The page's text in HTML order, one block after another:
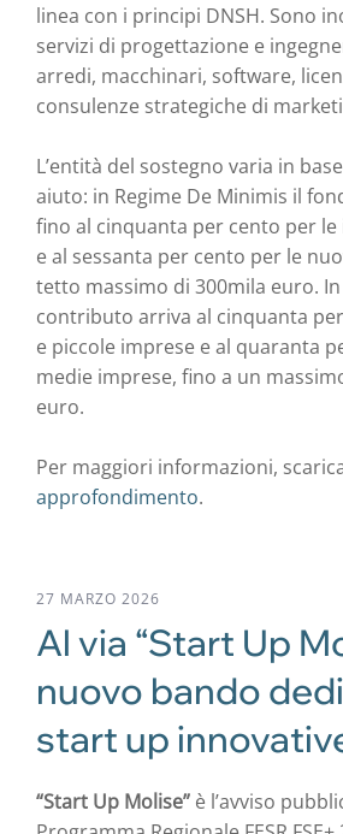
linea con i principi DNSH. Sono
servizi di progettazione e
arredi, macchinari, software,
consulenze strategiche di
L’entità del sostegno varia in
aiuto: in Regime De Minimis il
fino al cinquanta per cento per
e al sessanta per cento per le
tetto massimo di 300mila euro. In
contributo arriva al cinquanta
e piccole imprese e al quaranta
medie imprese, fino a un
euro.
Per maggiori informazioni,
approfondimento.
27 MARZO 2026
Al via “Start Up
nuovo bando
start up
“Start Up Molise” è l’avviso